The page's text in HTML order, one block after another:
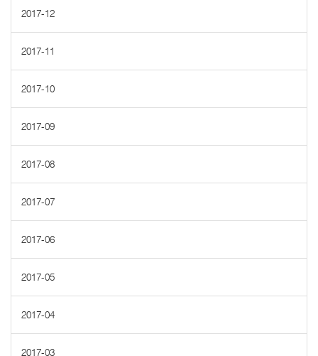
2017-12
2017-11
2017-10
2017-09
2017-08
2017-07
2017-06
2017-05
2017-04
2017-03